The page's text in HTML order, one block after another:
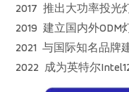
2017 推出大功率投光
2019 建立国内外
2021 与国际知名品牌
2022 成为英特尔